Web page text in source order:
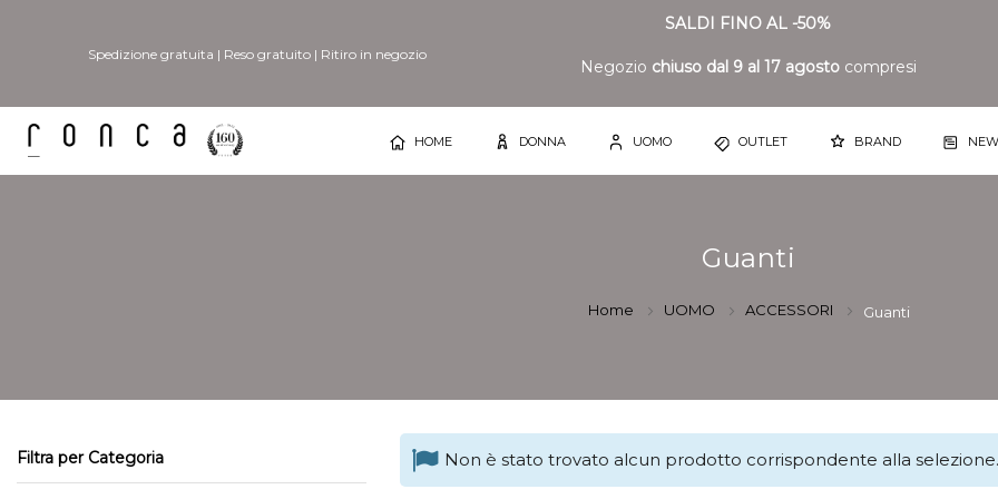
Spedizione gratuita | Reso gratuito| Ritiro in negozio
SALDI FINO AL -50%
Negozio chiuso dal 9 al 17 agosto compresi
HOME DONNA UOMO OUTLET BRAND
Guanti
Home UOMO ACCESSORI Guanti
Non è stato trovato alcun prodotto corrispondente alla selezione.
Filtra per Categoria